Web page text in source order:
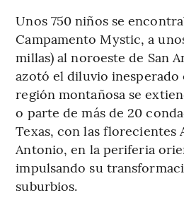
Unos 750 niños se
Campamento Mystic, a
millas) al noroeste de San
azotó el diluvio inesperado
región montañosa se
o parte de más de 20
Texas, con las florecientes
Antonio, en la periferia
impulsando su
suburbios.